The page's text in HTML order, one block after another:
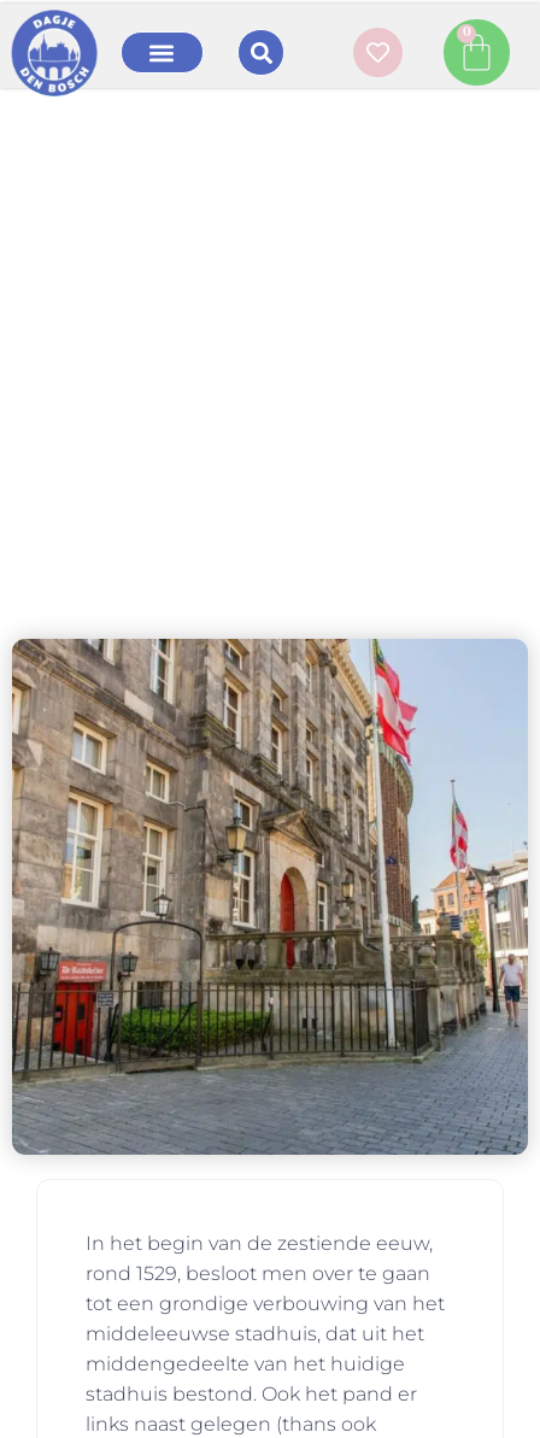
0
In het begin van de zestiende eeuw,
rond 1529, besloot men over te gaan
tot een grondige verbouwing van het
middeleeuwse stadhuis, dat uit het
middengedeelte van het huidige
stadhuis bestond. Ook het pand er
links naast gelegen (thans ook